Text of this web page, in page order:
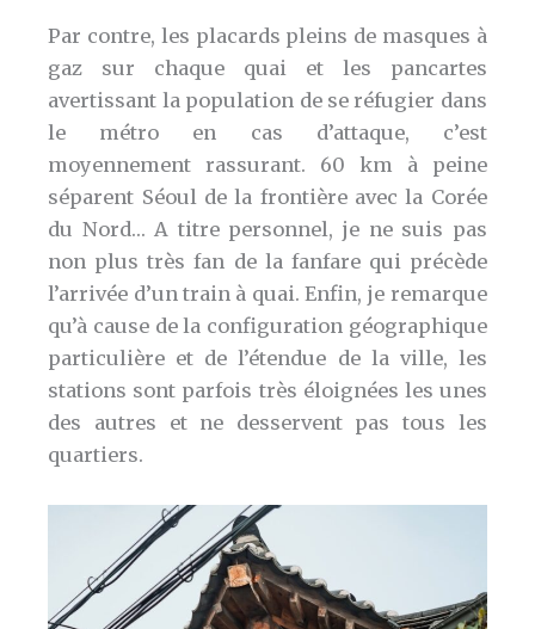
Par contre, les placards pleins de masques à
gaz sur chaque quai et les pancartes
avertissant la population de se réfugier dans
le métro en cas d’attaque, c’est
moyennement rassurant. 60 km à peine
séparent Séoul de la frontière avec la Corée
du Nord… A titre personnel, je ne suis pas
non plus très fan de la fanfare qui précède
l’arrivée d’un train à quai. Enfin, je remarque
qu’à cause de la configuration géographique
particulière et de l’étendue de la ville, les
stations sont parfois très éloignées les unes
des autres et ne desservent pas tous les
quartiers.